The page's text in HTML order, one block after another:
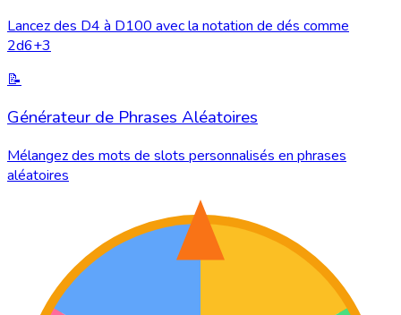
Lancez des D4 à D100 avec la notation de dés comme
2d6+3
📝
Générateur de Phrases Aléatoires
Mélangez des mots de slots personnalisés en phrases
aléatoires